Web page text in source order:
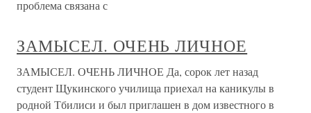
проблема связана с
ЗАМЫСЕЛ. ОЧЕНЬ ЛИЧНОЕ
ЗАМЫСЕЛ. ОЧЕНЬ ЛИЧНОЕ Да, сорок лет назад
студент Щукинского училища приехал на каникулы в
родной Тбилиси и был приглашен в дом известного в